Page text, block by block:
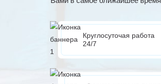
Круглосуточая работа
24/7